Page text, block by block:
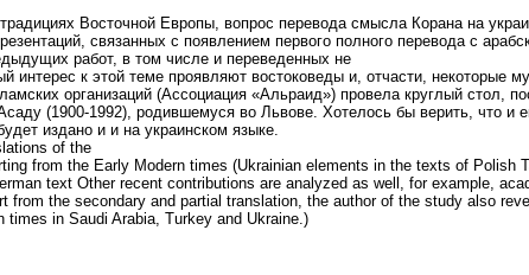
Восточной Европы, вопрос перевода смысла Корана на
связанных с появлением первого полного перевода с
работ, в том числе и переведенных не
интерес к этой теме проявляют востоковеды и, отчасти, некоторые
организаций (Ассоциация «Альраид») провела круглый стол,
(1900-1992), родившемуся во Львове. Хотелось бы верить, что и
издано и и на украинском языке.
of the
from the Early Modern times (Ukrainian elements in the texts of
text Other recent contributions are analyzed as well, for example,
from the secondary and partial translation, the author of the study also
times in Saudi Arabia, Turkey and Ukraine.)